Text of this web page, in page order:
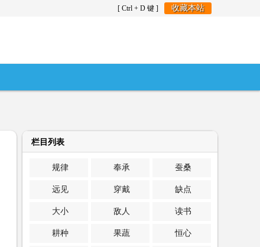
[ Ctrl + D 键 ] 收藏本站
栏目列表
规律 奉承 蚕桑
远见 穿戴 缺点
大小 敌人 读书
耕种 果蔬 恒心